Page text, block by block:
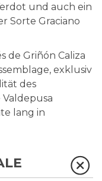
und auch ein
Sorte Graciano
de Griñón Caliza
exklusiv
des
lang in